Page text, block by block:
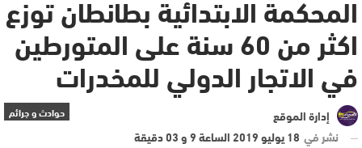
اكثر من 60 سنة على المتورطين
في الاتجار الدولي للمخدرات
حوادث و جرائم
إدارة الموقع
نشر في 18 يوليو 2019 الساعة 9 و 03 دقيقة